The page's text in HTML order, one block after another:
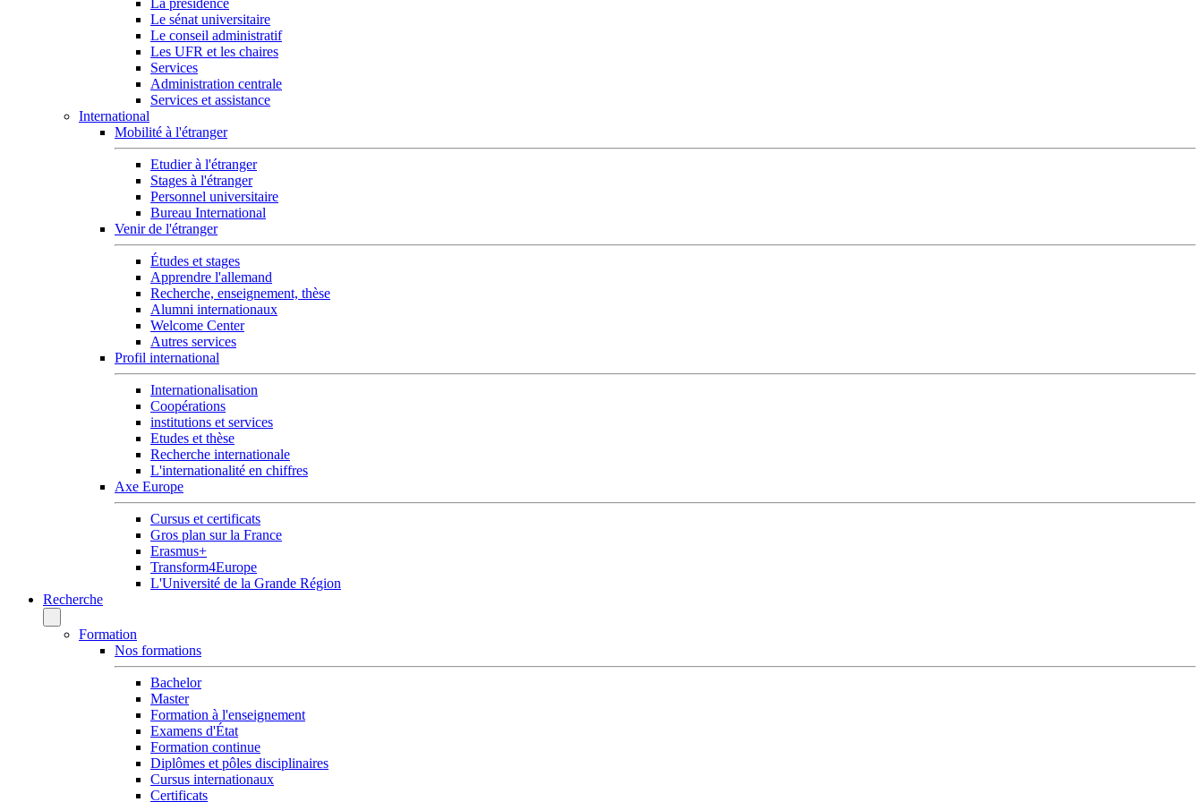
La présidence
Le sénat universitaire
Le conseil administratif
Les UFR et les chaires
Services
Administration centrale
Services et assistance
International
Mobilité à l'étranger
Etudier à l'étranger
Stages à l'étranger
Personnel universitaire
Bureau International
Venir de l'étranger
Études et stages
Apprendre l'allemand
Recherche, enseignement, thèse
Alumni internationaux
Welcome Center
Autres services
Profil international
Internationalisation
Coopérations
institutions et services
Etudes et thèse
Recherche internationale
L'internationalité en chiffres
Axe Europe
Cursus et certificats
Gros plan sur la France
Erasmus+
Transform4Europe
L'Université de la Grande Région
Recherche
Formation
Nos formations
Bachelor
Master
Formation à l'enseignement
Examens d'État
Formation continue
Diplômes et pôles disciplinaires
Cursus internationaux
Certificats